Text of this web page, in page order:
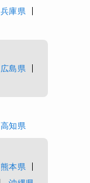
兵庫県
広島県
高知県
熊本県